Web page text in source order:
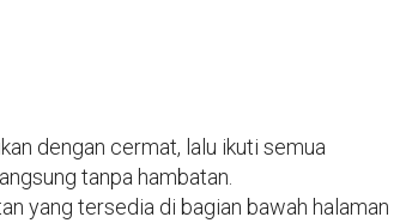
dengan cermat, lalu ikuti semua
tanpa hambatan.
yang tersedia di bagian bawah halaman